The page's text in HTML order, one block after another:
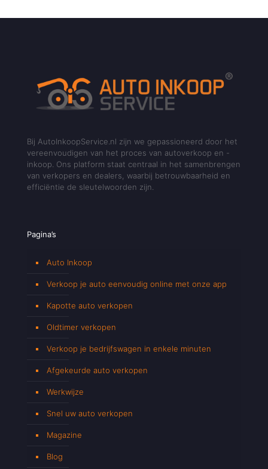
Bij AutoInkoopService.nl zijn we gepassioneerd door het
vereenvoudigen van het proces van autoverkoop en -
inkoop. Ons platform staat centraal in het samenbrengen
van verkopers en dealers, waarbij betrouwbaarheid en
efficiëntie de sleutelwoorden zijn.
Pagina’s
Auto Inkoop
Verkoop je auto eenvoudig online met onze app
Kapotte auto verkopen
Oldtimer verkopen
Verkoop je bedrijfswagen in enkele minuten
Afgekeurde auto verkopen
Werkwijze
Snel uw auto verkopen
Magazine
Blog